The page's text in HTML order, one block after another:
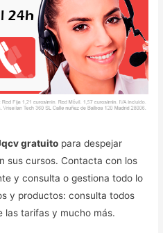
gratuito para despejar
sus cursos. Contacta con los
y consulta o gestiona todo lo
y productos: consulta todos
las tarifas y mucho más.